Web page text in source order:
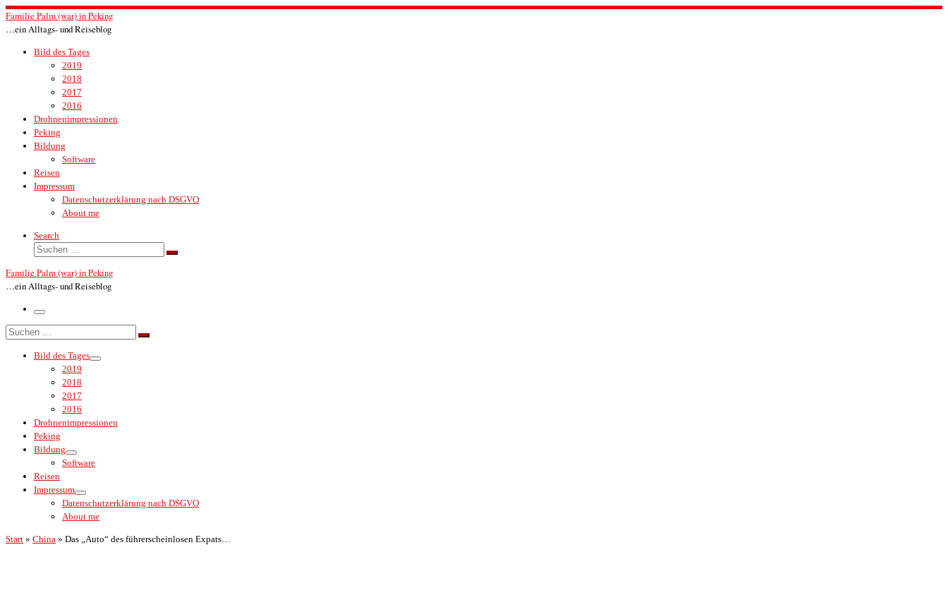
Zum
Inhalt
Familie Palm (war) in Peking
…ein Alltags- und Reiseblog
Bild des Tages
2019
2018
2017
2016
Drohnenimpressionen
Peking
Bildung
Software
Reisen
Impressum
Datenschutzerklärung nach DSGVO
About me
Search
Suche
Suchen …
Familie Palm (war) in Peking
…ein Alltags- und Reiseblog
Menü
Suche
Suchen …
Bild des Tages
2019
2018
2017
2016
Drohnenimpressionen
Peking
Bildung
Software
Reisen
Impressum
Datenschutzerklärung nach DSGVO
About me
Start » China » Das „Auto“ des führerscheinlosen Expats…